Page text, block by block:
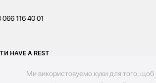
066 116 40 01
HAVE A REST
Ми використовуємо куки для того, щоб